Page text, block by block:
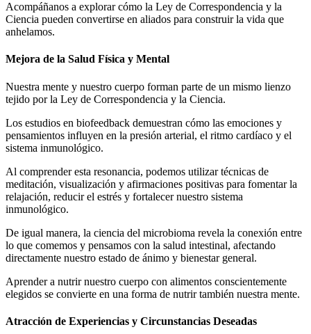
Acompáñanos a explorar cómo la Ley de Correspondencia y la
Ciencia pueden convertirse en aliados para construir la vida que
anhelamos.
Mejora de la Salud Física y Mental
Nuestra mente y nuestro cuerpo forman parte de un mismo lienzo
tejido por la Ley de Correspondencia y la Ciencia.
Los estudios en biofeedback demuestran cómo las emociones y
pensamientos influyen en la presión arterial, el ritmo cardíaco y el
sistema inmunológico.
Al comprender esta resonancia, podemos utilizar técnicas de
meditación, visualización y afirmaciones positivas para fomentar la
relajación, reducir el estrés y fortalecer nuestro sistema
inmunológico.
De igual manera, la ciencia del microbioma revela la conexión entre
lo que comemos y pensamos con la salud intestinal, afectando
directamente nuestro estado de ánimo y bienestar general.
Aprender a nutrir nuestro cuerpo con alimentos conscientemente
elegidos se convierte en una forma de nutrir también nuestra mente.
Atracción de Experiencias y Circunstancias Deseadas